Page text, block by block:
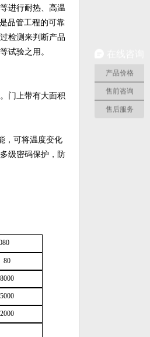
进行耐热、高温
品管工程的可靠
检测来判断产品
试验之用。
门上带有大面积
，可将温度变化
级密码保护，防
80
8000
5000
2000
产品价格
售前咨询
售后服务